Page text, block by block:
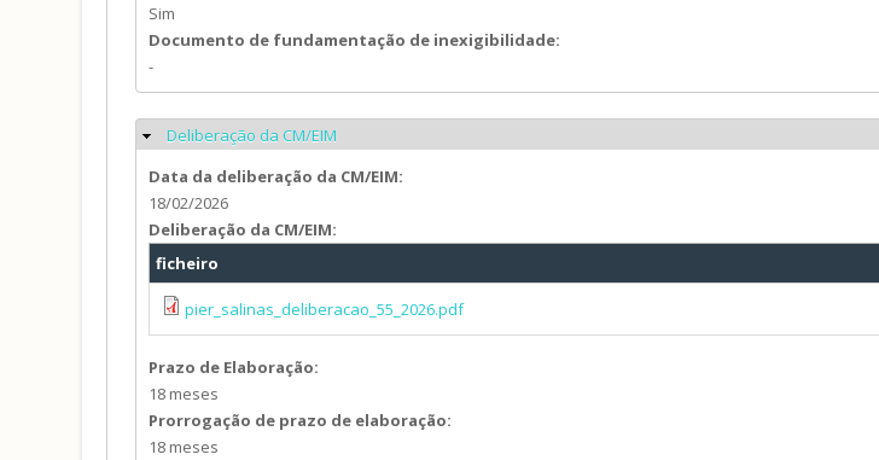
Sim
Documento de fundamentação de inexigibilidade:
-
Ocultar
Deliberação da CM/EIM
Data da deliberação da CM/EIM:
18/02/2026
Deliberação da CM/EIM:
ficheiro
pier_salinas_deliberacao_55_2026.pdf
Prazo de Elaboração:
18 meses
Prorrogação de prazo de elaboração:
18 meses